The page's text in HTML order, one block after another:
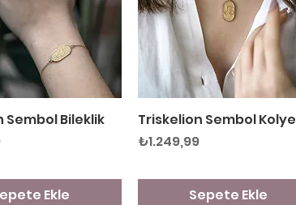
Hızlı Bakış
Sembol Bileklik
Ekle
Hızlı Bakış
Triskelion Sembol Kolye
Fiyat
₺1.249,99
Sepete Ekle